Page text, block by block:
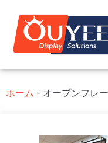
ホーム - オープンフレ